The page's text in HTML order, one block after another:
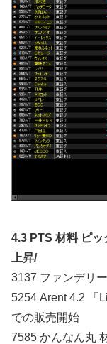
4.3 PTS 材料 ピッ
上昇/
3137 ファンデリ
5254 Arent 4.2 「
での販売開始
7585 かんなん丸